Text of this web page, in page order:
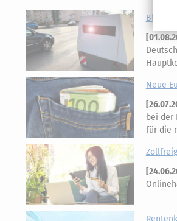
[
Neue
[
bei der
für die
[